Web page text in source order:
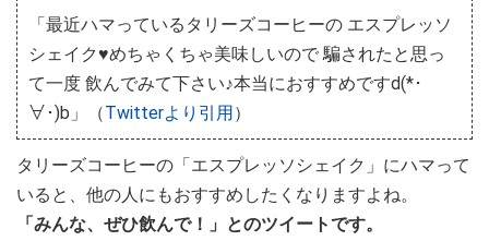
「最近ハマっているタリーズコーヒーの エスプレッソ
シェイク♥めちゃくちゃ美味しいので 騙されたと思っ
て一度 飲んでみて下さい♪本当におすすめですd(*･
∀･)b」（Twitterより引用 ）
タリーズコーヒーの「エスプレッソシェイク」にハマって
いると、他の人にもおすすめしたくなりますよね。
「みんな、ぜひ飲んで！」とのツイートです。